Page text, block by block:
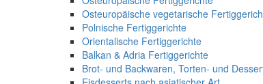
Osteuropäische vegetarische
Polnische Fertiggerichte
Orientalische Fertiggerichte
Balkan & Adria Fertiggerichte
Brot- und Backwaren, Torten- und